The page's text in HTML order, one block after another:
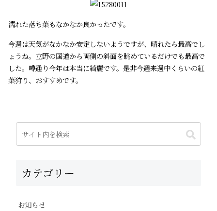
濡れた落ち葉もなかなか良かったです。
今週は天気がなかなか安定しないようですが、晴れたら最高でし
ょうね。立野の国道から両側の斜面を眺めているだけでも最高で
した。噂通り今年は本当に綺麗です。是非今週来週中くらいの紅
葉狩り、おすすめです。
カテゴリー
お知らせ